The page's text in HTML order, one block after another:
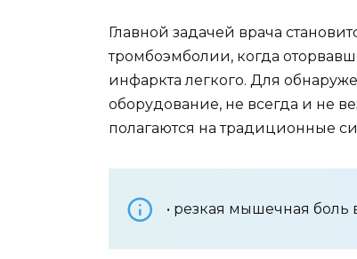
Главной задачей врача
тромбоэмболии, когда
инфаркта легкого. Для
оборудование, не всегда и не
полагаются на традиционные
• резкая мышечная боль